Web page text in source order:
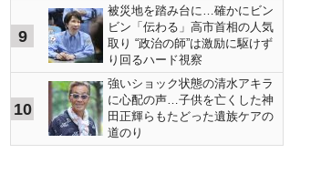
9
被災地を踏み台に…確かにビン
ビン「伝わる」高市首相の人気
取り “政治の師”は激励に駆けず
り回るハード視察
10
強いショック状態の清水アキラ
に心配の声…子供を亡くした神
田正輝らもたどった遺族ケアの
道のり